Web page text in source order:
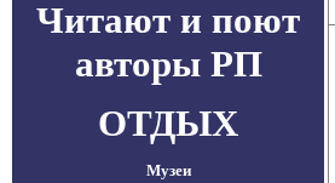
Читают и поют
авторы РП
ОТДЫХ
Музеи